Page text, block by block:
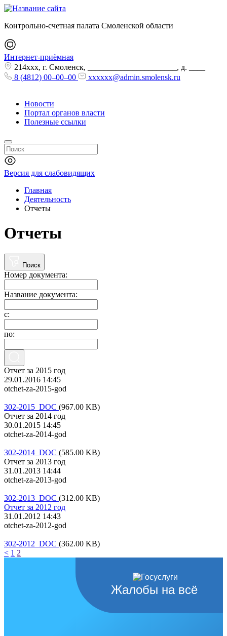
Контрольно-счетная палата Смоленской области
Интернет-приёмная
214xxx, г. Смоленск, ______________________, д. ____
8 (4812) 00–00–00
xxxxxx@admin.smolensk.ru
Новости
Портал органов власти
Полезные ссылки
Версия для слабовидящих
Главная
Деятельность
Отчеты
Отчеты
Поиск
Номер документа:
Название документа:
с:
по:
Отчет за 2015 год
29.01.2016 14:45
otchet-za-2015-god
302-2015 DOC (967.00 KB)
Отчет за 2014 год
30.01.2015 14:45
otchet-za-2014-god
302-2014 DOC (585.00 KB)
Отчет за 2013 год
31.01.2013 14:44
otchet-za-2013-god
302-2013 DOC (312.00 KB)
Отчет за 2012 год
31.01.2012 14:43
otchet-za-2012-god
302-2012 DOC (362.00 KB)
< 1 2
Жалобы на всё